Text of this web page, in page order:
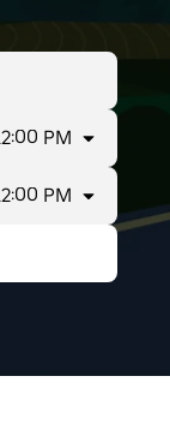
aux
trouverez
que
et
de
PM
PM